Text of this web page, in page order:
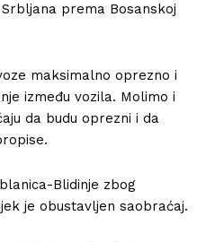
prema Bosanskoj
maksimalno oprezno i
između vozila. Molimo i
da budu oprezni i da
Blidinje zbog
je obustavljen saobraćaj.